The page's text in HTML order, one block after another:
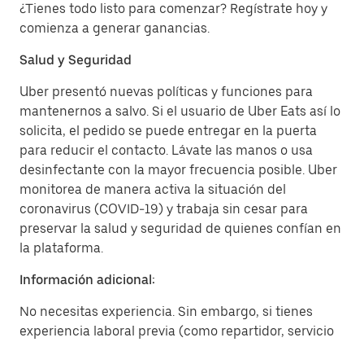
¿Tienes todo listo para comenzar? Regístrate hoy y
comienza a generar ganancias.
Salud y Seguridad
Uber presentó nuevas políticas y funciones para
mantenernos a salvo. Si el usuario de Uber Eats así lo
solicita, el pedido se puede entregar en la puerta
para reducir el contacto. Lávate las manos o usa
desinfectante con la mayor frecuencia posible. Uber
monitorea de manera activa la situación del
coronavirus (COVID-19) y trabaja sin cesar para
preservar la salud y seguridad de quienes confían en
la plataforma.
Información adicional:
No necesitas experiencia. Sin embargo, si tienes
experiencia laboral previa (como repartidor, servicio